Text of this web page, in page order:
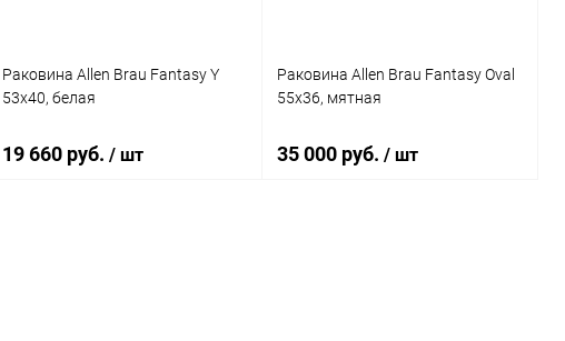
Раковина Allen Brau Fantasy Y
53x40, белая
19 660 руб. / шт
Раковина Allen Brau Fantasy Oval
55x36, мятная
35 000 руб./ шт